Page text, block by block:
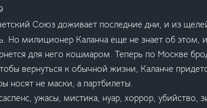
Союз доживает последние дни, и из
Но милиционер Каланча еще не знает об этом,
для него кошмаром. Теперь по Москве
вернуться к обычной жизни, Каланче
носят не маски, а партбилеты.
ужасы, мистика, нуар, хоррор, убийство,